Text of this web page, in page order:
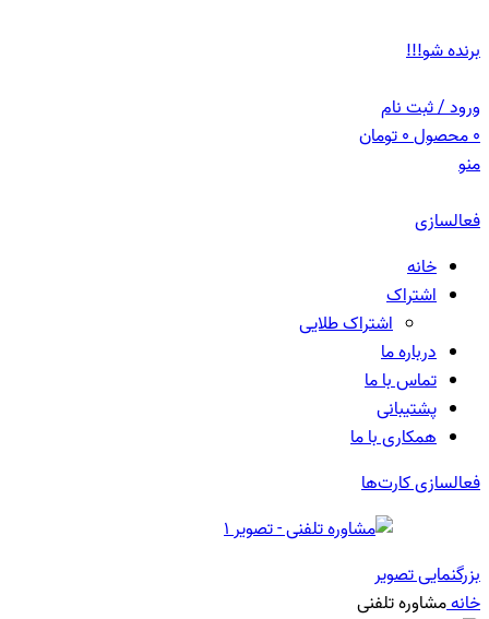
برنده شو!!!
ورود / ثبت نام
0محصول0تومان
منو
فعالسازی
خانه
اشتراک
اشتراک طلایی
درباره ما
تماس با ما
پشتیبانی
همکاری با ما
فعالسازی کارت‌ها
بزرگنمایی تصویر
خانهمشاوره تلفنی